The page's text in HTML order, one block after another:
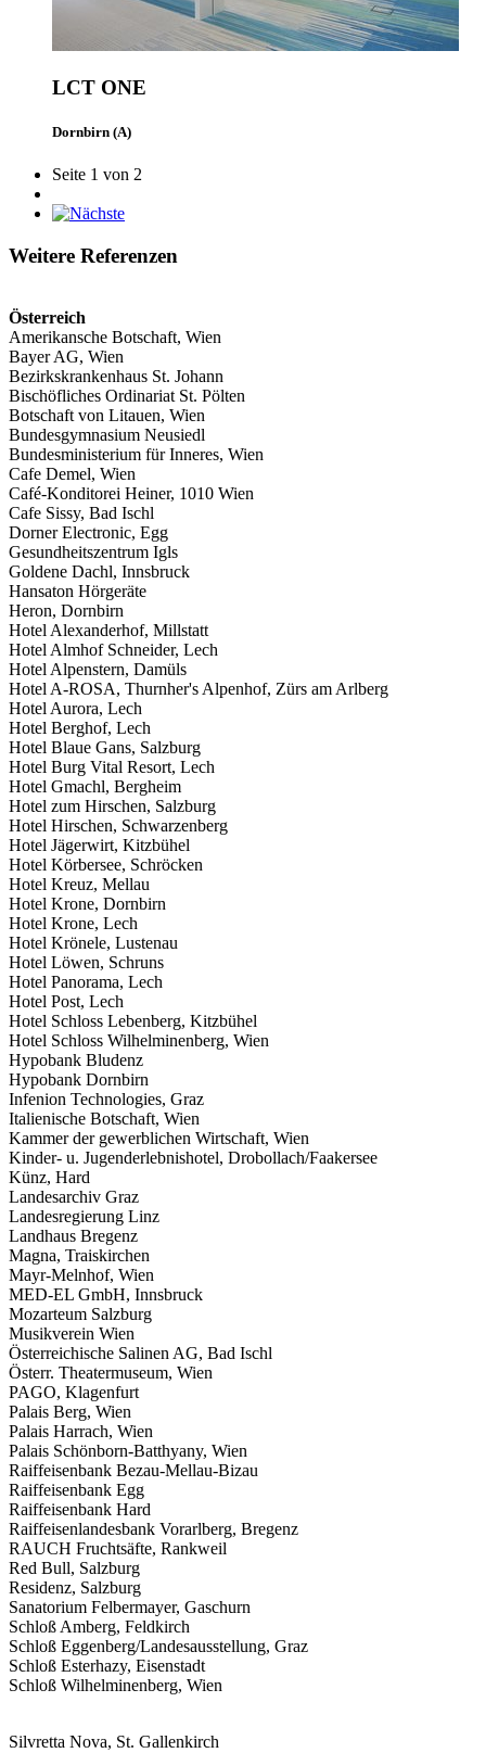
LCT ONE
Dornbirn (A)
Seite 1 von 2
Weitere Referenzen
Österreich
Amerikansche Botschaft, Wien
Bayer AG, Wien
Bezirkskrankenhaus St. Johann
Bischöfliches Ordinariat St. Pölten
Botschaft von Litauen, Wien
Bundesgymnasium Neusiedl
Bundesministerium für Inneres, Wien
Cafe Demel, Wien
Café-Konditorei Heiner, 1010 Wien
Cafe Sissy, Bad Ischl
Dorner Electronic, Egg
Gesundheitszentrum Igls
Goldene Dachl, Innsbruck
Hansaton Hörgeräte
Heron, Dornbirn
Hotel Alexanderhof, Millstatt
Hotel Almhof Schneider, Lech
Hotel Alpenstern, Damüls
Hotel A-ROSA, Thurnher's Alpenhof, Zürs am Arlberg
Hotel Aurora, Lech
Hotel Berghof, Lech
Hotel Blaue Gans, Salzburg
Hotel Burg Vital Resort, Lech
Hotel Gmachl, Bergheim
Hotel zum Hirschen, Salzburg
Hotel Hirschen, Schwarzenberg
Hotel Jägerwirt, Kitzbühel
Hotel Körbersee, Schröcken
Hotel Kreuz, Mellau
Hotel Krone, Dornbirn
Hotel Krone, Lech
Hotel Krönele, Lustenau
Hotel Löwen, Schruns
Hotel Panorama, Lech
Hotel Post, Lech
Hotel Schloss Lebenberg, Kitzbühel
Hotel Schloss Wilhelminenberg, Wien
Hypobank Bludenz
Hypobank Dornbirn
Infenion Technologies, Graz
Italienische Botschaft, Wien
Kammer der gewerblichen Wirtschaft, Wien
Kinder- u. Jugenderlebnishotel, Drobollach/Faakersee
Künz, Hard
Landesarchiv Graz
Landesregierung Linz
Landhaus Bregenz
Magna, Traiskirchen
Mayr-Melnhof, Wien
MED-EL GmbH, Innsbruck
Mozarteum Salzburg
Musikverein Wien
Österreichische Salinen AG, Bad Ischl
Österr. Theatermuseum, Wien
PAGO, Klagenfurt
Palais Berg, Wien
Palais Harrach, Wien
Palais Schönborn-Batthyany, Wien
Raiffeisenbank Bezau-Mellau-Bizau
Raiffeisenbank Egg
Raiffeisenbank Hard
Raiffeisenlandesbank Vorarlberg, Bregenz
RAUCH Fruchtsäfte, Rankweil
Red Bull, Salzburg
Residenz, Salzburg
Sanatorium Felbermayer, Gaschurn
Schloß Amberg, Feldkirch
Schloß Eggenberg/Landesausstellung, Graz
Schloß Esterhazy, Eisenstadt
Schloß Wilhelminenberg, Wien
Silvretta Nova, St. Gallenkirch